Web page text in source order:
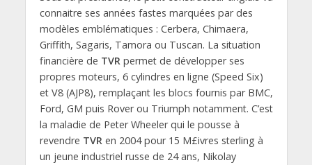
connaitre ses années fastes marquées par des
modèles emblématiques : Cerbera, Chimaera,
Griffith, Sagaris, Tamora ou Tuscan. La situation
financière de TVRpermet de développer ses
propres moteurs, 6 cylindres en ligne (Speed Six)
et V8 (AJP8), remplaçant les blocs fournis par BMC,
Ford, GM puis Rover ou Triumph notamment. C’est
la maladie de Peter Wheeler qui le pousse à
revendre TVRen 2004 pour 15 M£ivres sterling à
un jeune industriel russe de 24 ans, Nikolay